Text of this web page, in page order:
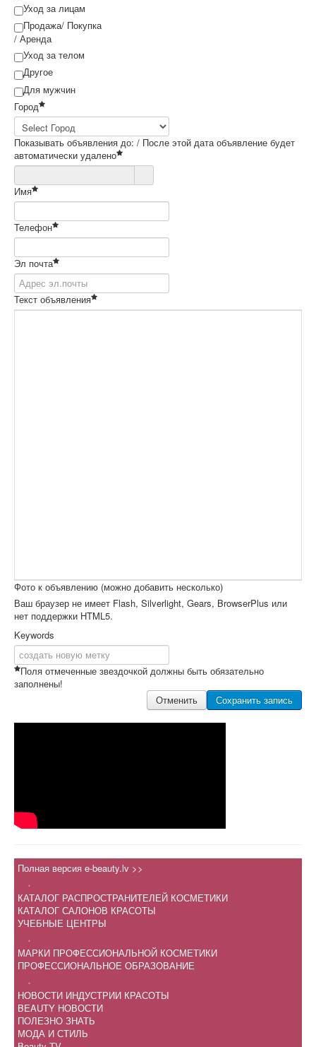
Уход за лицам
Продажа/ Покупка
/ Аренда
Уход за телом
Другое
Для мужчин
Город
Показывать объявления до: / После этой дата объявление будет
автоматически удалено
Имя
Телефон
Эл почта
Текст объявления
Фото к объявлению (можно добавить несколько)
Ваш браузер не имеет Flash, Silverlight, Gears, BrowserPlus или
нет поддержки HTML5.
Keywords
Поля отмеченные звездочкой должны быть обязательно
заполнены!
Отменить
Сохранить запись
Полная версия e-beauty.lv >>
.
КАТАЛОГ РАСПРОСТРАНИТЕЛЕЙ КОСМЕТИКИ
КАТАЛОГ САЛОНОВ КРАСОТЫ
УЧЕБНЫЕ ЦЕНТРЫ
.
МАРКИ ПРОФЕССИОНАЛЬНОЙ КОСМЕТИКИ
ПРОФЕССИОНАЛЬНОЕ ОБРАЗОВАНИЕ
.
НОВОСТИ ИНДУСТРИИ КРАСОТЫ
BEAUTY НОВОСТИ
ПОЛЕЗНО ЗНАТЬ
МОДА И СТИЛЬ